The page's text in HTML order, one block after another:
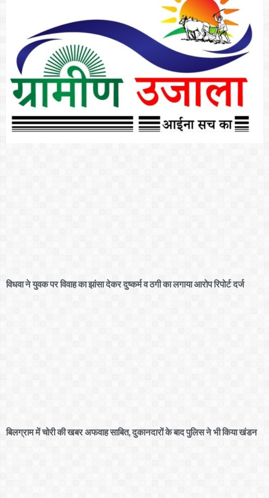
विधवा ने युवक पर विवाह का झांसा देकर दुष्कर्म व ठगी का लगाया आरोप रिपोर्ट दर्ज
बिलग्राम में चोरी की खबर अफवाह साबित, दुकानदारों के बाद पुलिस ने भी किया खंडन